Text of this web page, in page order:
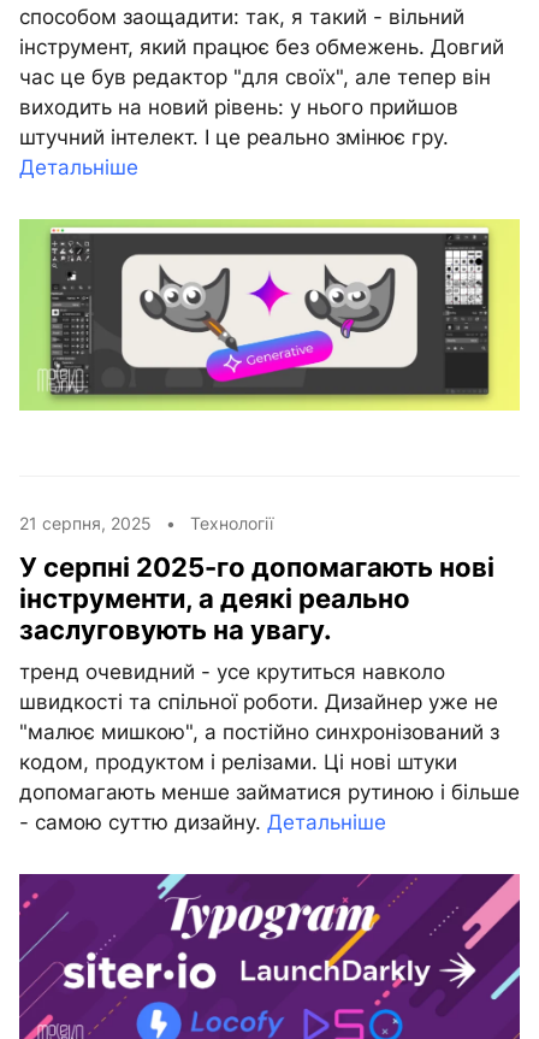
способом заощадити: так, я такий - вільний
інструмент, який працює без обмежень. Довгий
час це був редактор "для своїх", але тепер він
виходить на новий рівень: у нього прийшов
штучний інтелект. І це реально змінює гру.
Детальніше
21 серпня, 2025 • Технології
У серпні 2025-го допомагають нові
інструменти, а деякі реально
заслуговують на увагу.
тренд очевидний - усе крутиться навколо
швидкості та спільної роботи. Дизайнер уже не
"малює мишкою", а постійно синхронізований з
кодом, продуктом і релізами. Ці нові штуки
допомагають менше займатися рутиною і більше
- самою суттю дизайну. Детальніше